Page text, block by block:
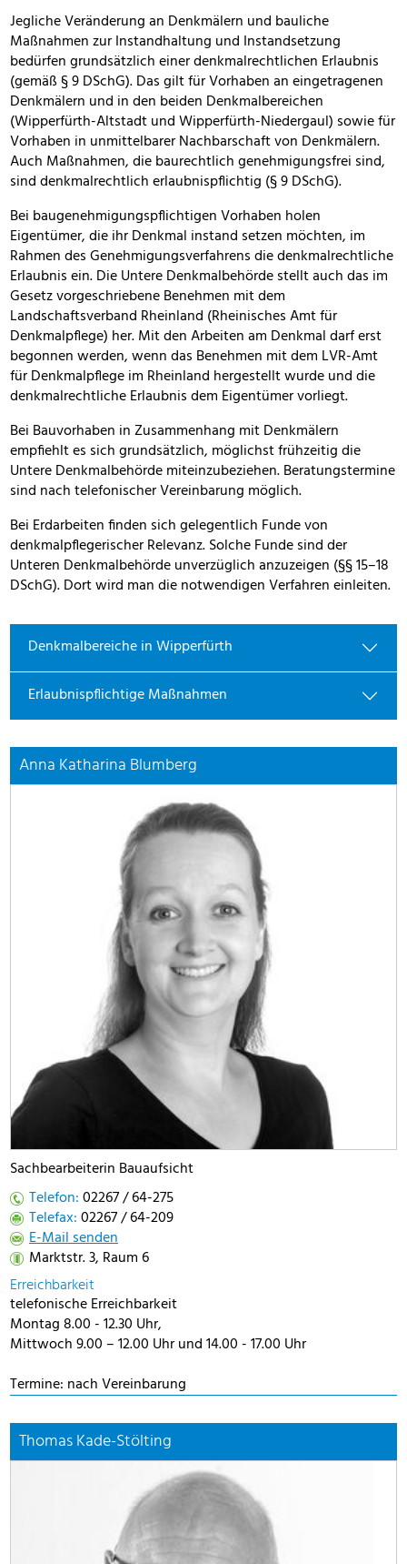
Jegliche Veränderung an Denkmälern und bauliche
Maßnahmen zur Instandhaltung und Instandsetzung
bedürfen grundsätzlich einer denkmalrechtlichen Erlaubnis
(gemäß § 9 DSchG). Das gilt für Vorhaben an eingetragenen
Denkmälern und in den beiden Denkmalbereichen
(Wipperfürth-Altstadt und Wipperfürth-Niedergaul) sowie für
Vorhaben in unmittelbarer Nachbarschaft von Denkmälern.
Auch Maßnahmen, die baurechtlich genehmigungsfrei sind,
sind denkmalrechtlich erlaubnispflichtig (§ 9 DSchG).
Bei baugenehmigungspflichtigen Vorhaben holen
Eigentümer, die ihr Denkmal instand setzen möchten, im
Rahmen des Genehmigungsverfahrens die denkmalrechtliche
Erlaubnis ein. Die Untere Denkmalbehörde stellt auch das im
Gesetz vorgeschriebene Benehmen mit dem
Landschaftsverband Rheinland (Rheinisches Amt für
Denkmalpflege) her. Mit den Arbeiten am Denkmal darf erst
begonnen werden, wenn das Benehmen mit dem LVR-Amt
für Denkmalpflege im Rheinland hergestellt wurde und die
denkmalrechtliche Erlaubnis dem Eigentümer vorliegt.
Bei Bauvorhaben in Zusammenhang mit Denkmälern
empfiehlt es sich grundsätzlich, möglichst frühzeitig die
Untere Denkmalbehörde miteinzubeziehen. Beratungstermine
sind nach telefonischer Vereinbarung möglich.
Bei Erdarbeiten finden sich gelegentlich Funde von
denkmalpflegerischer Relevanz. Solche Funde sind der
Unteren Denkmalbehörde unverzüglich anzuzeigen (§§ 15–18
DSchG). Dort wird man die notwendigen Verfahren einleiten.
Denkmalbereiche in Wipperfürth
Erlaubnispflichtige Maßnahmen
Anna Katharina Blumberg
Sachbearbeiterin Bauaufsicht
Telefon:02267 / 64-275
Telefax:02267 / 64-209
E-Mail senden
Marktstr. 3, Raum 6
Erreichbarkeit
telefonische Erreichbarkeit
Montag 8.00 - 12.30 Uhr,
Mittwoch 9.00 – 12.00 Uhr und 14.00 - 17.00 Uhr
Termine: nach Vereinbarung
Thomas Kade-Stölting